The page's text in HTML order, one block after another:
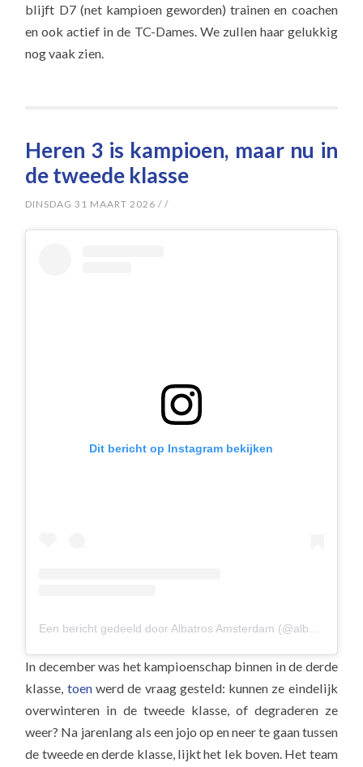
blijft D7 (net kampioen geworden) trainen en coachen
en ook actief in de TC-Dames. We zullen haar gelukkig
nog vaak zien.
Heren 3 is kampioen, maar nu in
de tweede klasse
DINSDAG 31 MAART 2026 //
Dit bericht op Instagram bekijken
Een bericht gedeeld door Albatros Amsterdam (@albavolley)
In december was het kampioenschap binnen in de derde
klasse, toenwerd de vraag gesteld: kunnen ze eindelijk
overwinteren in de tweede klasse, of degraderen ze
weer? Na jarenlang als een jojo op en neer te gaan tussen
de tweede en derde klasse, lijkt het lek boven. Het team